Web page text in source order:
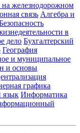
на железнодорожном
связь Алгебра и
в
дело Бухгалтерский
География
и муниципальное
и основы
графика
язык Информатика